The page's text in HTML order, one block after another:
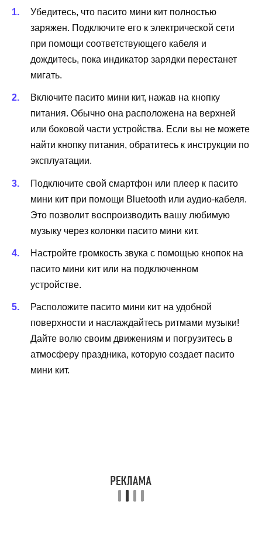
Убедитесь, что пасито мини кит полностью
заряжен. Подключите его к электрической сети
при помощи соответствующего кабеля и
дождитесь, пока индикатор зарядки перестанет
мигать.
Включите пасито мини кит, нажав на кнопку
питания. Обычно она расположена на верхней
или боковой части устройства. Если вы не можете
найти кнопку питания, обратитесь к инструкции по
эксплуатации.
Подключите свой смартфон или плеер к пасито
мини кит при помощи Bluetooth или аудио-кабеля.
Это позволит воспроизводить вашу любимую
музыку через колонки пасито мини кит.
Настройте громкость звука с помощью кнопок на
пасито мини кит или на подключенном
устройстве.
Расположите пасито мини кит на удобной
поверхности и наслаждайтесь ритмами музыки!
Дайте волю своим движениям и погрузитесь в
атмосферу праздника, которую создает пасито
мини кит.